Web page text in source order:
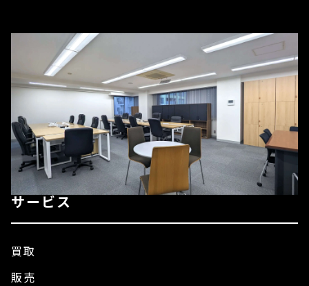
サービス
買取
販売